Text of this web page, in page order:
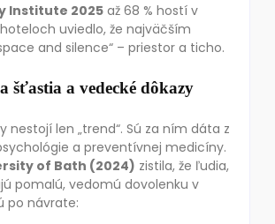
Institute 2025až 68 % hostí v
uviedlo, že najväčším
and silence“ – priestor a ticho.
šťastia a vedecké dôkazy
nestojí len „trend“. Sú za ním dáta z
a preventívnej medicíny.
of Bath (2024) zistila, že ľudia,
pomalú, vedomú dovolenku v
po návrate: